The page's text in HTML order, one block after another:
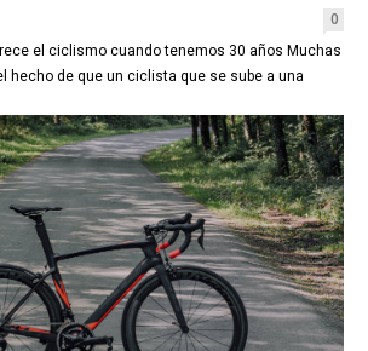
0
el ciclismo cuando tenemos 30 años Muchas
hecho de que un ciclista que se sube a una